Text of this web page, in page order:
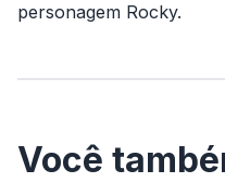
personagem Rocky.
Você